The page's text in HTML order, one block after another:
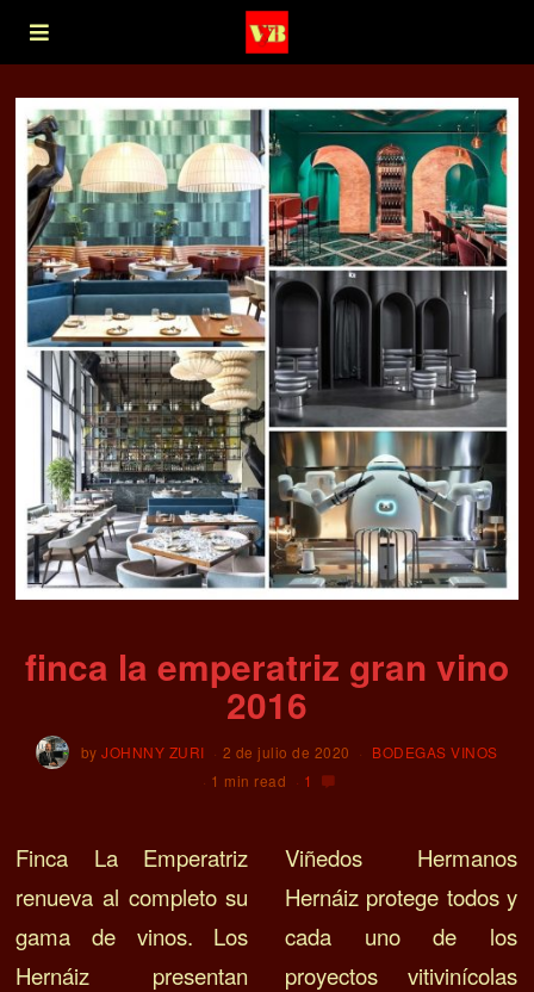
finca la emperatriz gran vino
2016
byJOHNNY ZURI 2 de julio de 2020
BODEGAS VINOS
1 min read
1
Finca La Emperatriz
renueva al completo su
gama de vinos. Los
Hernáiz presentan
Viñedos Hermanos
Hernáiz protege todos y
cada uno de los
proyectos vitivinícolas